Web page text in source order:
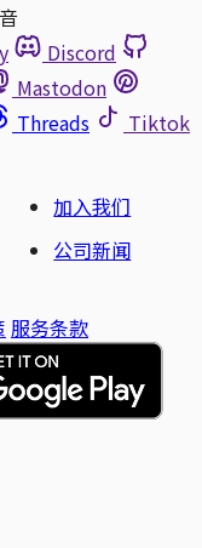
Discord
Mastodon
Threads
Tiktok
加入我们
公司新闻
服务条款